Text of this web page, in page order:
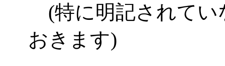
(特に明記されてい
おきます)